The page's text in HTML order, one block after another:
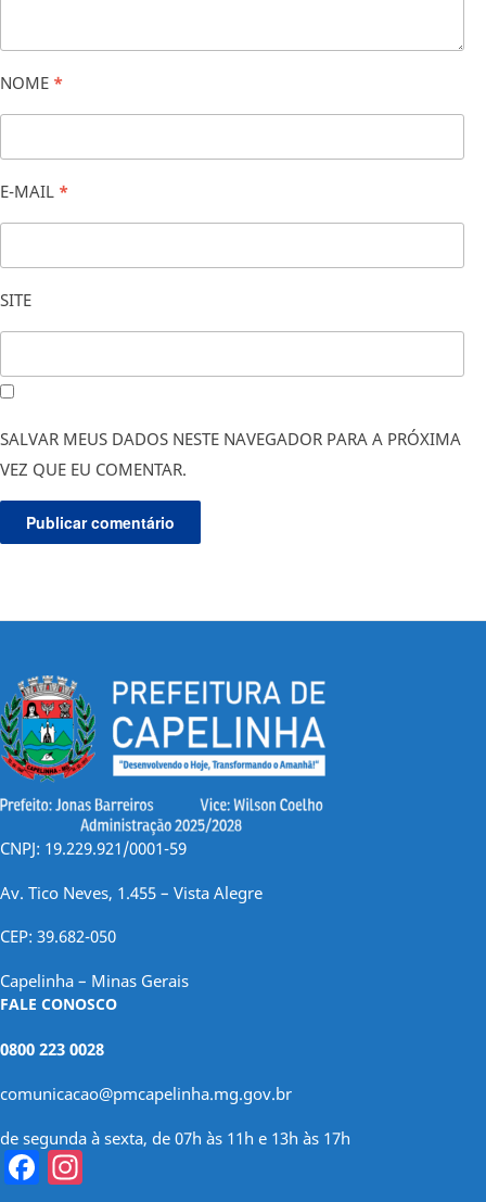
NOME *
E-MAIL *
SITE
SALVAR MEUS DADOS NESTE NAVEGADOR PARA A PRÓXIMA
VEZ QUE EU COMENTAR.
CNPJ: 19.229.921/0001-59
Av. Tico Neves, 1.455 – Vista Alegre
CEP: 39.682-050
Capelinha – Minas Gerais
FALE CONOSCO
0800 223 0028
comunicacao@pmcapelinha.mg.gov.br
de segunda à sexta, de 07h às 11h e 13h às 17h
Facebook